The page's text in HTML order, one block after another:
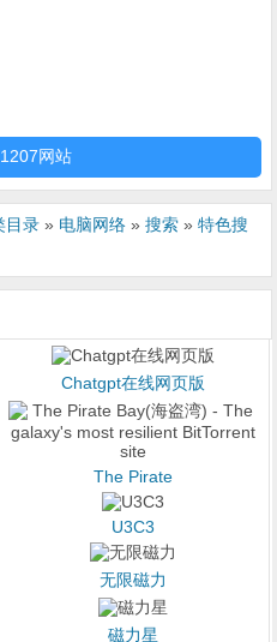
网站
目录 » 电脑网络 »搜索 »特色搜
Chatgpt在线网页版
The Pirate
U3C3
无限磁力
磁力星